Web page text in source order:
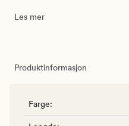
Les mer
Produktinformasjon
Farge: